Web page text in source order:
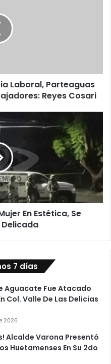
Laboral, Parteaguas
Reyes Cosari
En Estética, Se
7 días
Aguacate Fue Atacado
Col. Valle De Las Delicias
2026
Alcalde Varona Presentó
Huetamenses En Su 2do